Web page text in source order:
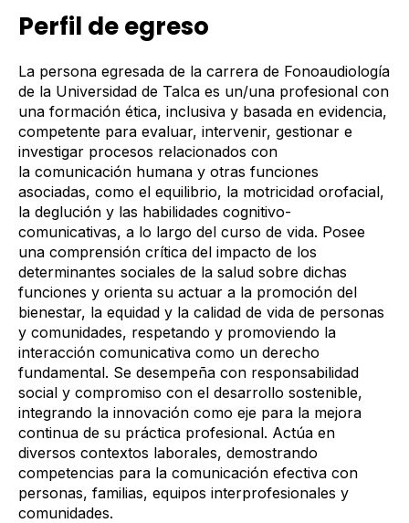
Perfil de egreso
La persona egresada de la carrera de Fonoaudiología
de la Universidad de Talca es un/una profesional con
una formación ética, inclusiva y basada en evidencia,
competente para evaluar, intervenir, gestionar e
investigar procesos relacionados con
la comunicación humana y otras funciones
asociadas, como el equilibrio, la motricidad orofacial,
la deglución y las habilidades cognitivo-
comunicativas, a lo largo del curso de vida. Posee
una comprensión crítica del impacto de los
determinantes sociales de la salud sobre dichas
funciones y orienta su actuar a la promoción del
bienestar, la equidad y la calidad de vida de personas
y comunidades, respetando y promoviendo la
interacción comunicativa como un derecho
fundamental. Se desempeña con responsabilidad
social y compromiso con el desarrollo sostenible,
integrando la innovación como eje para la mejora
continua de su práctica profesional. Actúa en
diversos contextos laborales, demostrando
competencias para la comunicación efectiva con
personas, familias, equipos interprofesionales y
comunidades.